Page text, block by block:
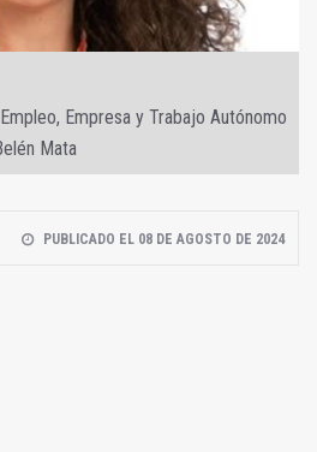
Empresa y Trabajo Autónomo
Mata
PUBLICADO EL 08 DE AGOSTO DE 2024